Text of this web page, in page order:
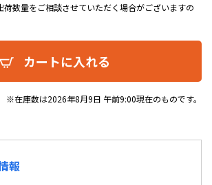
荷数量をご相談させていただく場合がございますの
カートに入れる
※在庫数は2026年8月9日 午前9:00現在のものです。
報